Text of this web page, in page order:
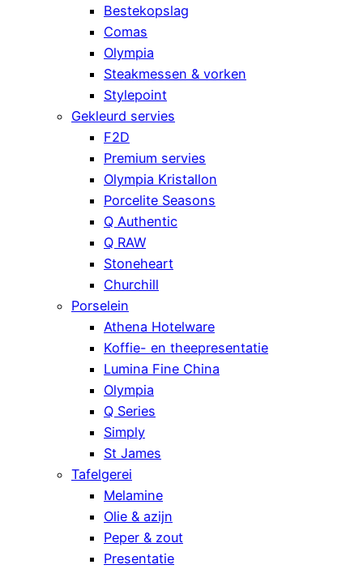
Bestekopslag
Comas
Olympia
Steakmessen & vorken
Stylepoint
Gekleurd servies
F2D
Premium servies
Olympia Kristallon
Porcelite Seasons
Q Authentic
Q RAW
Stoneheart
Churchill
Porselein
Athena Hotelware
Koffie- en theepresentatie
Lumina Fine China
Olympia
Q Series
Simply
St James
Tafelgerei
Melamine
Olie & azijn
Peper & zout
Presentatie